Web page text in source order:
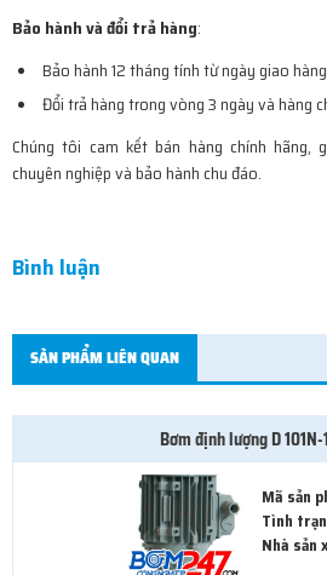
Bảo hành và đổi trả hàng:
Bảo hành 12 tháng tính từ ngày giao
Đổi trả hàng trong vòng 3 ngày và hàng
Chúng tôi cam kết bán hàng chính hãng,
chuyên nghiệp và bảo hành chu đáo.
Bình luận
SẢN PHẨM LIÊN QUAN
Bơm định lượng D
Mã sản
Tình
Nhà sản